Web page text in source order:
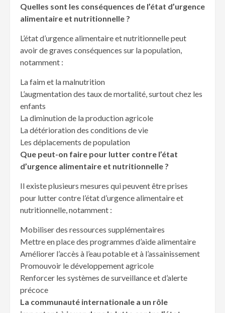
Quelles sont les conséquences de l’état d’urgence
alimentaire et nutritionnelle ?
L’état d’urgence alimentaire et nutritionnelle peut
avoir de graves conséquences sur la population,
notamment :
La faim et la malnutrition
L’augmentation des taux de mortalité, surtout chez les
enfants
La diminution de la production agricole
La détérioration des conditions de vie
Les déplacements de population
Que peut-on faire pour lutter contre l’état
d’urgence alimentaire et nutritionnelle ?
Il existe plusieurs mesures qui peuvent être prises
pour lutter contre l’état d’urgence alimentaire et
nutritionnelle, notamment :
Mobiliser des ressources supplémentaires
Mettre en place des programmes d’aide alimentaire
Améliorer l’accès à l’eau potable et à l’assainissement
Promouvoir le développement agricole
Renforcer les systèmes de surveillance et d’alerte
précoce
La communauté internationale a un rôle